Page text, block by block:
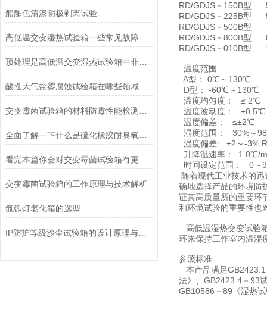
船舶色清漆阴极剥离试验
高低温交变湿热试验箱一些常见故障和排除方法
预处理是高低温交变湿热试验箱中非常重要的一个环节
酸性大气盐雾腐蚀试验箱在哪些领域有应用？
全面了解一下什么是硫化橡胶耐臭氧老化试验箱吧
交变霉菌试验箱的工作原理与技术解析
氙弧灯老化箱的选型
IP防护等级沙尘试验箱的设计原理与应用
RD/GDJS－
RD/GDJS－
RD/GDJS－
RD/GDJS－
RD/GDJS－
温度范围
A型： 0℃～130℃
D型： -60℃～
温度均匀度： ≤ 2℃
温度波动度： ±0.5℃
温度偏差： ≤±2℃
湿度范围： 30%～
湿度偏差: +2～-3%
升降温速率： 1.0℃/
时间设定范围： 0～
随着现代工业技术的
确地选择产品的环境防
证其高质量所的重要环
和环境试验的重要性也
高低温湿热交变试验
环来保持工作室内温湿
参照标准
本产品满足GB2423.1
法》、GB2423.4－93
GB10586－89《湿热